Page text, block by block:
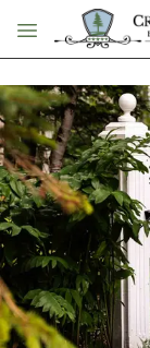
Passer au contenu